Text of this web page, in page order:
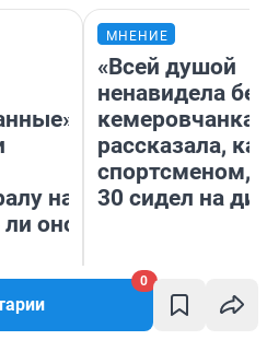
0
на
оно
МНЕНИЕ
«Всей душой
ненавидела
кемеровчанка
рассказала,
спортсменом,
30 сидел на
Корреспондент